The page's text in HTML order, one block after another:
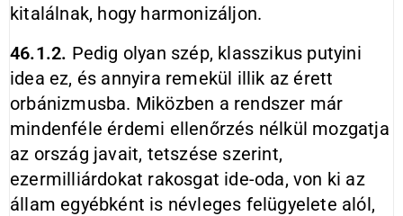
kitalálnak, hogy harmonizáljon.
46.1.2. Pedig olyan szép, klasszikus putyini
idea ez, és annyira remekül illik az érett
orbánizmusba. Miközben a rendszer már
mindenféle érdemi ellenőrzés nélkül mozgatja
az ország javait, tetszése szerint,
ezermilliárdokat rakosgat ide-oda, von ki az
állam egyébként is névleges felügyelete alól,